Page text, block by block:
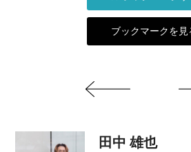
ブックマークを見
田中 雄也